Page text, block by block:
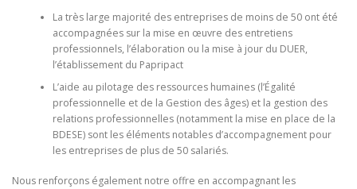
La très large majorité des entreprises de moins de 50 ont été
accompagnées sur la mise en œuvre des entretiens
professionnels, l’élaboration ou la mise à jour du DUER,
l’établissement du Papripact
L’aide au pilotage des ressources humaines (l’Égalité
professionnelle et de la Gestion des âges) et la gestion des
relations professionnelles (notamment la mise en place de la
BDESE) sont les éléments notables d’accompagnement pour
les entreprises de plus de 50 salariés.
Nous renforçons également notre offre en accompagnant les